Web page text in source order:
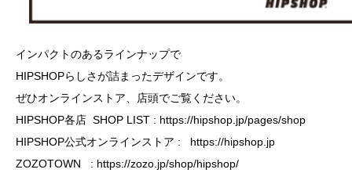
インパクトのあるラインナップで
HIPSHOPらしさが詰まったデザインです。
ぜひオンラインストア、店頭でご覧ください。
HIPSHOP各店 SHOP LIST : https://hipshop.jp/pages/shop
HIPSHOP公式オンラインストア : https://hipshop.jp
ZOZOTOWN : https://zozo.jp/shop/hipshop/